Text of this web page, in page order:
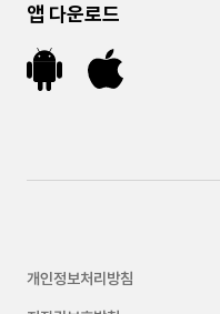
앱 다운로드
개인정보처리방침